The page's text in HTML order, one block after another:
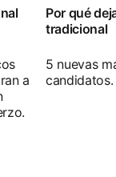
a
Por qué
tradicional
5 nuevas
candidatos.